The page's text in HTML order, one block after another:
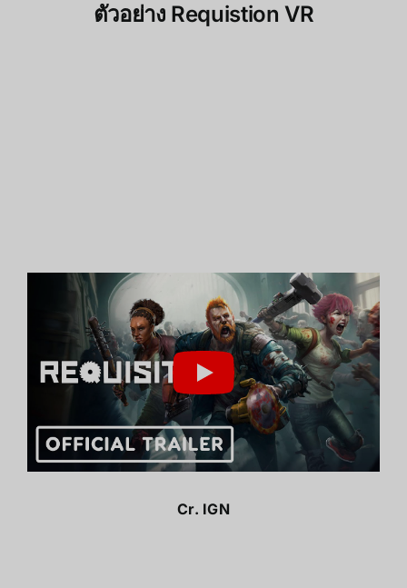
ตัวอย่าง Requistion VR
Cr. IGN